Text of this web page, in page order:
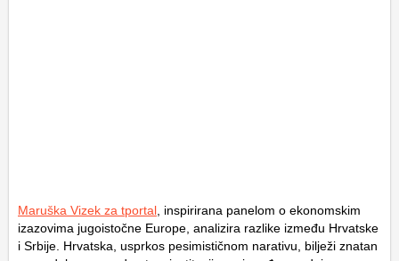
Maruška Vizek za tportal , inspirirana panelom o ekonomskim
izazovima jugoistočne Europe, analizira razlike između Hrvatske
i Srbije. Hrvatska, usprkos pesimističnom narativu, bilježi znatan